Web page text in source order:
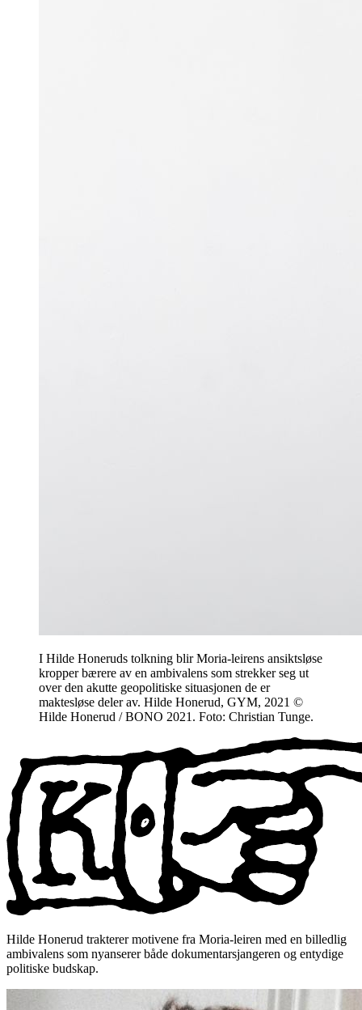
I Hilde Honeruds tolkning blir Moria-leirens ansiktsløse
kropper bærere av en ambivalens som strekker seg ut
over den akutte geopolitiske situasjonen de er
maktesløse deler av. Hilde Honerud, GYM, 2021 ©
Hilde Honerud / BONO 2021. Foto: Christian Tunge.
Hilde Honerud trakterer motivene fra Moria-leiren med en billedlig
ambivalens som nyanserer både dokumentarsjangeren og entydige
politiske budskap.